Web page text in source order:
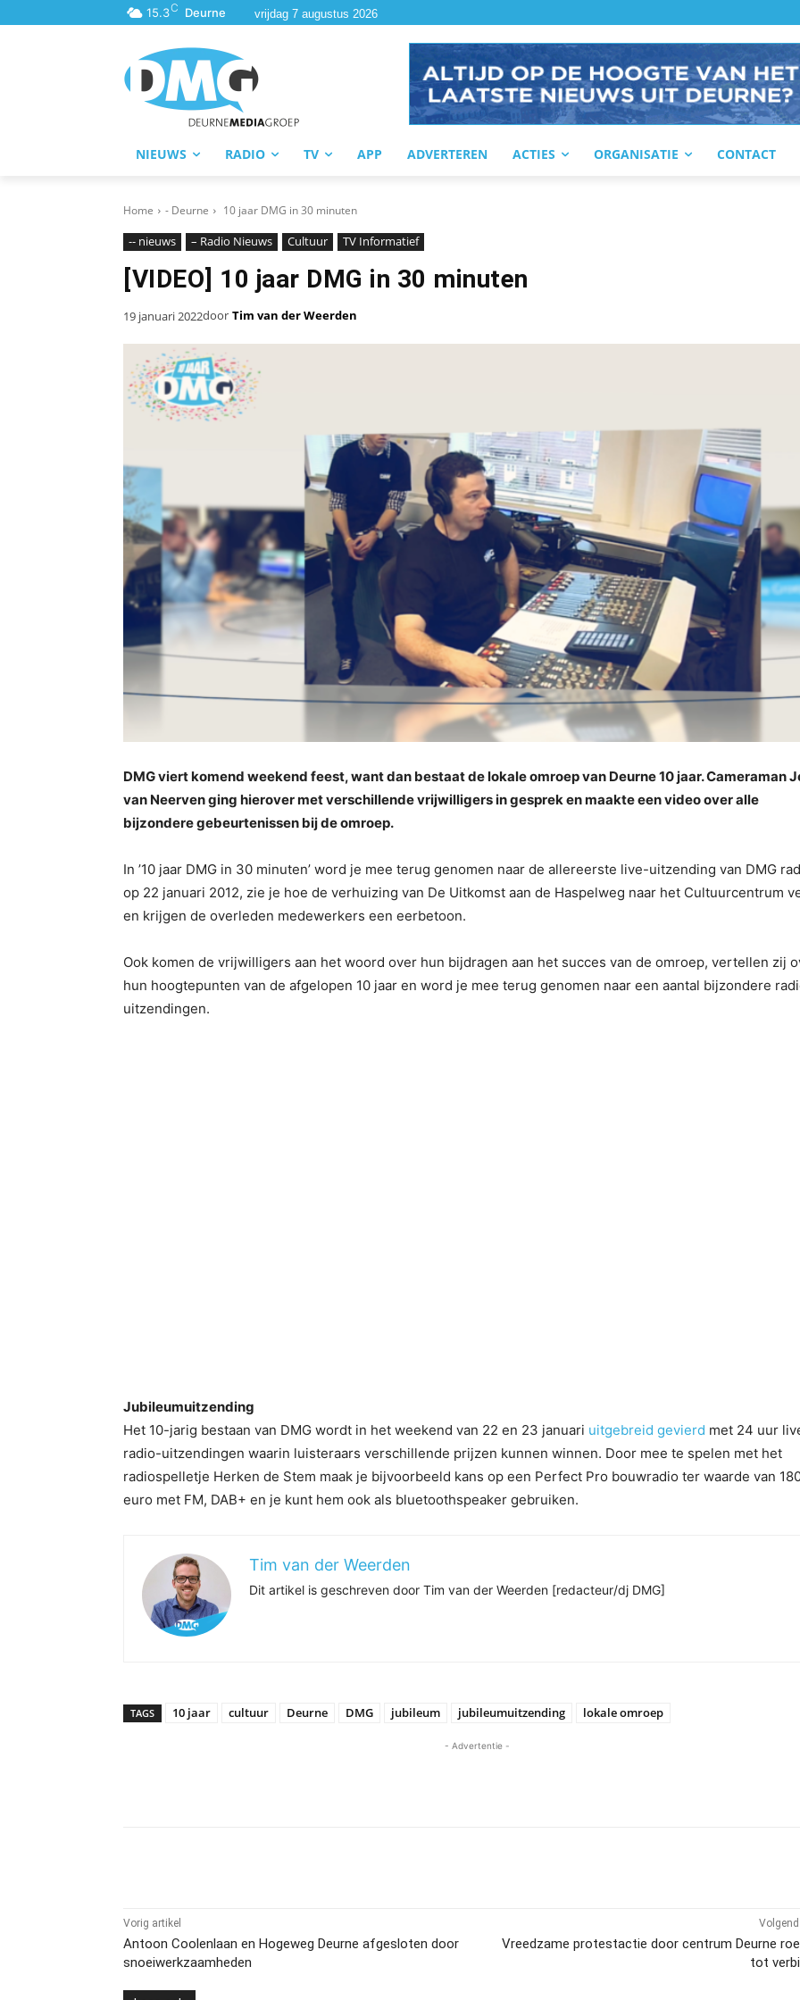
15.3C Deurne vrijdag 7 augustus 2026
NIEUWS RADIO TV APP ADVERTEREN ACTIES ORGANISATIE CONTACT
Home - Deurne 10 jaar DMG in 30 minuten
-- nieuws – Radio Nieuws Cultuur TV Informatief
[VIDEO] 10 jaar DMG in 30 minuten
19 januari 2022door Tim van der Weerden
DMG viert komend weekend feest, want dan bestaat de lokale omroep van Deurne 10 jaar. Cameraman
van Neerven ging hierover met verschillende vrijwilligers in gesprek en maakte een video over alle
bijzondere gebeurtenissen bij de omroep.
In ’10 jaar DMG in 30 minuten’ word je mee terug genomen naar de allereerste live-uitzending van DMG
op 22 januari 2012, zie je hoe de verhuizing van De Uitkomst aan de Haspelweg naar het Cultuurcentrum
en krijgen de overleden medewerkers een eerbetoon.
Ook komen de vrijwilligers aan het woord over hun bijdragen aan het succes van de omroep, vertellen zij
hun hoogtepunten van de afgelopen 10 jaar en word je mee terug genomen naar een aantal bijzondere
uitzendingen.
Jubileumuitzending
Het 10-jarig bestaan van DMG wordt in het weekend van 22 en 23 januari uitgebreid gevierd met 24 uur
radio-uitzendingen waarin luisteraars verschillende prijzen kunnen winnen. Door mee te spelen met het
radiospelletje Herken de Stem maak je bijvoorbeeld kans op een Perfect Pro bouwradio ter waarde van
euro met FM, DAB+ en je kunt hem ook als bluetoothspeaker gebruiken.
Tim van der Weerden
Dit artikel is geschreven door Tim van der Weerden [redacteur/dj DMG]
TAGS 10 jaar cultuur Deurne DMG jubileum jubileumuitzending lokale omroep
- Advertentie -
Vorig artikel
Antoon Coolenlaan en Hogeweg Deurne afgesloten door
snoeiwerkzaamheden
Vreedzame protestactie door centrum Deurne
tot